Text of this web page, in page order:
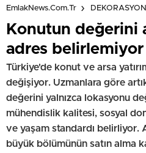
EmlakNews.com.tr
Konutun değerini
adres belirlemiyor
Türkiye'de konut ve arsa
değişiyor. Uzmanlara göre
değerini yalnızca lokasyonu
mühendislik kalitesi, sosyal
ve yaşam standardı belirliyor.
büyük bölümünün satın alma